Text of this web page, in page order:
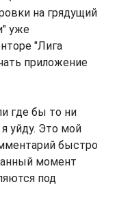
на грядущий
уже
"Лига
приложение
где бы то ни
уйду. Это мой
быстро
момент
под